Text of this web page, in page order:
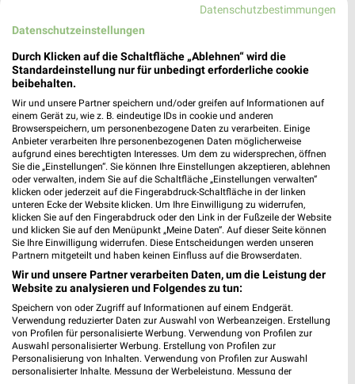
395,23 km
Ernsting's family Ellwangen
Dr.-Adolf-Schneider-Str. 20
73479 Ellwangen
Heute 09:00 - 20:00 Uhr | Geöffnet
457,00 km
Ernsting's family Neustadt a. d. Aisch
Wilhelmstraße 20
91413 Neustadt a. d. Aisch
Heute 09:00 - 18:30 Uhr | Geöffnet
380,98 km
Datenschutzbestimmungen
Datenschutzeinstellungen
Durch Klicken auf die Schaltfläche „Ablehnen“ wird die
Standardeinstellung nur für unbedingt erforderliche cookie
beibehalten.
Wir und unsere Partner speichern und/oder greifen auf Informationen auf
einem Gerät zu, wie z. B. eindeutige IDs in cookie und anderen
Browserspeichern, um personenbezogene Daten zu verarbeiten. Einige
Anbieter verarbeiten Ihre personenbezogenen Daten möglicherweise
aufgrund eines berechtigten Interesses. Um dem zu widersprechen, öffnen
Sie die „Einstellungen“. Sie können Ihre Einstellungen akzeptieren, ablehnen
oder verwalten, indem Sie auf die Schaltfläche „Einstellungen verwalten“
klicken oder jederzeit auf die Fingerabdruck-Schaltfläche in der linken
unteren Ecke der Website klicken. Um Ihre Einwilligung zu widerrufen,
klicken Sie auf den Fingerabdruck oder den Link in der Fußzeile der Website
und klicken Sie auf den Menüpunkt „Meine Daten“. Auf dieser Seite können
Sie Ihre Einwilligung widerrufen. Diese Entscheidungen werden unseren
Partnern mitgeteilt und haben keinen Einfluss auf die Browserdaten.
Wir und unsere Partner verarbeiten Daten, um die Leistung der
Website zu analysieren und Folgendes zu tun:
Speichern von oder Zugriff auf Informationen auf einem Endgerät.
Verwendung reduzierter Daten zur Auswahl von Werbeanzeigen. Erstellung
von Profilen für personalisierte Werbung. Verwendung von Profilen zur
Auswahl personalisierter Werbung. Erstellung von Profilen zur
Personalisierung von Inhalten. Verwendung von Profilen zur Auswahl
personalisierter Inhalte. Messung der Werbeleistung. Messung der